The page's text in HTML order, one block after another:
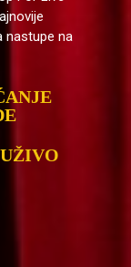
nastupe na